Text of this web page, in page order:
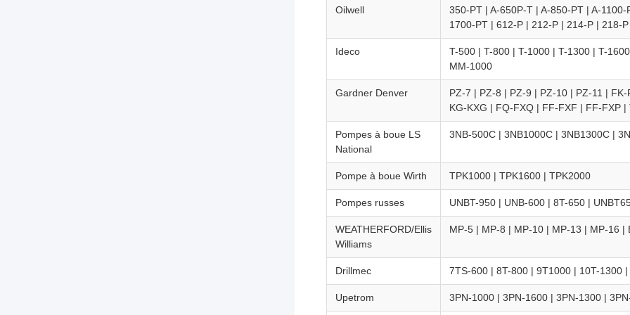
Oilwell
350-PT | A-650P-T | A-850-PT | A-
1700-PT | 612-P | 212-P | 214-P | 218-
Ideco
T-500 | T-800 | T-1000 | T-1300 | T-
MM-1000
Gardner Denver
PZ-7 | PZ-8 | PZ-9 | PZ-10 | PZ-11 |
KG-KXG | FQ-FXQ | FF-FXF | FF-FXP
Pompes à boue LS
National
3NB-500C | 3NB1000C | 3NB1300C |
Pompe à boue Wirth TPK1000 | TPK1600 | TPK2000
Pompes russes UNBT-950 | UNB-600 | 8T-650 |
WEATHERFORD/Ellis
Williams
MP-5 | MP-8 | MP-10 | MP-13 | MP-16
Drillmec 7TS-600 | 8T-800 | 9T1000 | 10T-1300
Upetrom 3PN-1000 | 3PN-1600 | 3PN-1300 |